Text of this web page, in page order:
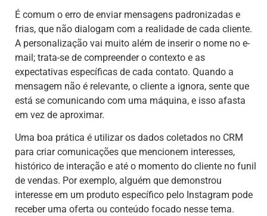
É comum o erro de enviar mensagens padronizadas e
frias, que não dialogam com a realidade de cada cliente.
A personalização vai muito além de inserir o nome no e-
mail; trata-se de compreender o contexto e as
expectativas específicas de cada contato. Quando a
mensagem não é relevante, o cliente a ignora, sente que
está se comunicando com uma máquina, e isso afasta
em vez de aproximar.
Uma boa prática é utilizar os dados coletados no CRM
para criar comunicações que mencionem interesses,
histórico de interação e até o momento do cliente no funil
de vendas. Por exemplo, alguém que demonstrou
interesse em um produto específico pelo Instagram pode
receber uma oferta ou conteúdo focado nesse tema.